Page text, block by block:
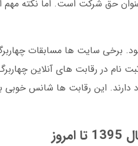
حق شرکت است. اما نکته
برخی سایت ها مسابقات
نام در رقابت های آنلاین
دارند. این رقابت ها شانس